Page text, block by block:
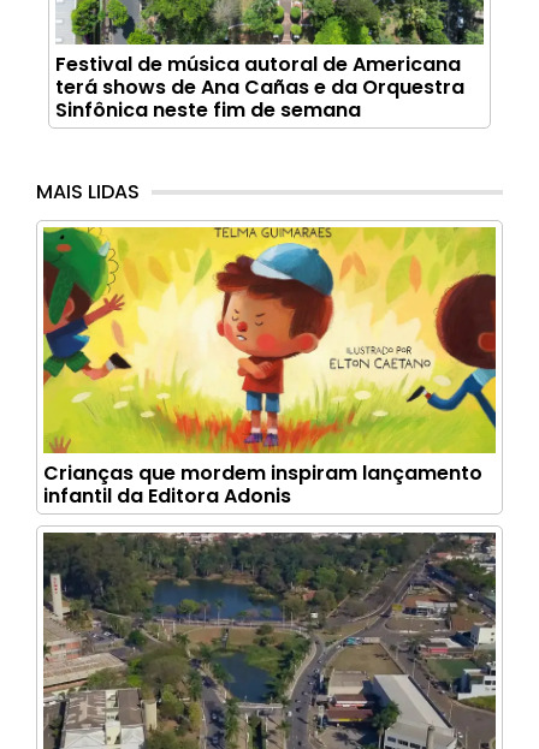
Festival de música autoral de Americana
terá shows de Ana Cañas e da Orquestra
Sinfônica neste fim de semana
MAIS LIDAS
Crianças que mordem inspiram lançamento
infantil da Editora Adonis